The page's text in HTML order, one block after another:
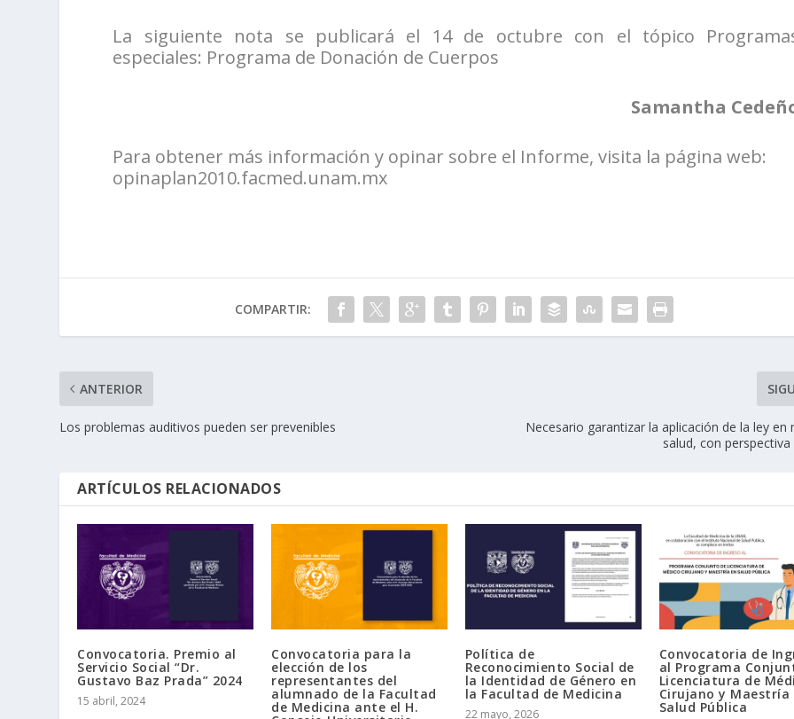
La siguiente nota se publicará el 14 de octubre con el tópico
especiales: Programa de Donación de Cuerpos
Samantha
Para obtener más información y opinar sobre el Informe, visita la página web:
opinaplan2010.facmed.unam.mx
COMPARTIR:
ANTERIOR
Los problemas auditivos pueden ser prevenibles
Necesario garantizar la aplicación de la ley en
salud, con
ARTÍCULOS RELACIONADOS
Convocatoria. Premio al
Servicio Social “Dr.
Gustavo Baz Prada” 2024
15 abril, 2024
Convocatoria para la
elección de los
representantes del
alumnado de la Facultad
de Medicina ante el H.
Política de
Reconocimiento Social de
la Identidad de Género en
la Facultad de Medicina
22 mayo, 2026
Convocatoria de
al Programa
Licenciatura de
Cirujano y Maestría
Salud Pública